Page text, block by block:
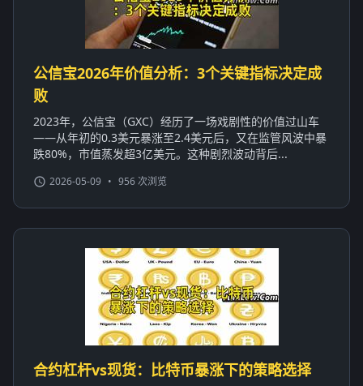
公信宝2026年价值分析：3个关键指标决定成
败
2023年，公信宝（GXC）经历了一场戏剧性的价值过山车
——从年初的0.3美元暴涨至2.4美元后，又在监管风波中暴
跌80%，市值蒸发超3亿美元。这种剧烈波动背后...
2026-05-09 • 956 次浏览
合约杠杆vs现货：比特币暴涨下的策略选择